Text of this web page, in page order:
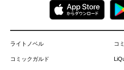
ライトノベル
コミックガルド
コ